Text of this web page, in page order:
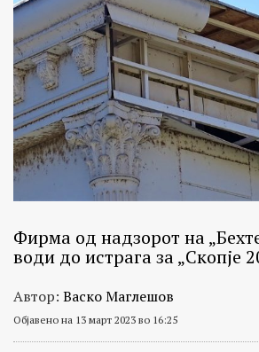
Фирма од надзорот на
води до истрага за „Скопје
Автор: Васко Маглешов
Објавено на 13 март 2023 во 16:25